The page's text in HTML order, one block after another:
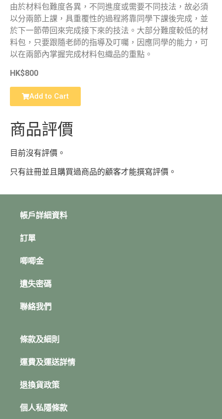
由於材料包難度各異，不同進度或需要不同技法，故必須
以分兩節上課，具重覆性的過程將靠同學下課後完成，並
於下一節帶回來完成接下來的技法。大部分難度較低的材
料包，只要跟隨老師的指導及叮囑，因應同學的能力，可
以在兩節內掌握完成材料包織品的重點。
HK$800
Add to Cart
商品評價
目前沒有評價。
只有註冊並且購買過商品的顧客才能撰寫評價。
帳戶詳細資料
訂單
唧唧金
遺失密碼
聯絡我們
條款及細則
運費及運送詳情
退換貨政策
個人私隱條款